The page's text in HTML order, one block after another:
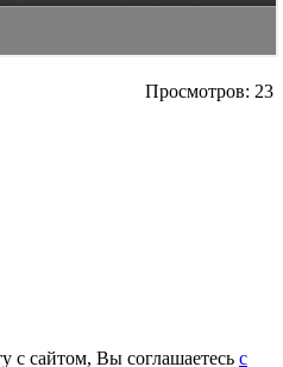
Просмотров: 23
с сайтом, Вы соглашаетесь с